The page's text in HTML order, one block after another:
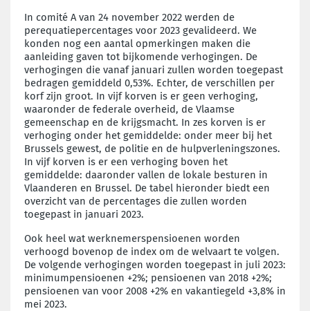
In comité A van 24 november 2022 werden de
perequatiepercentages voor 2023 gevalideerd. We
konden nog een aantal opmerkingen maken die
aanleiding gaven tot bijkomende verhogingen. De
verhogingen die vanaf januari zullen worden toegepast
bedragen gemiddeld 0,53%. Echter, de verschillen per
korf zijn groot. In vijf korven is er geen verhoging,
waaronder de federale overheid, de Vlaamse
gemeenschap en de krijgsmacht. In zes korven is er
verhoging onder het gemiddelde: onder meer bij het
Brussels gewest, de politie en de hulpverleningszones.
In vijf korven is er een verhoging boven het
gemiddelde: daaronder vallen de lokale besturen in
Vlaanderen en Brussel. De tabel hieronder biedt een
overzicht van de percentages die zullen worden
toegepast in januari 2023.
Ook heel wat werknemerspensioenen worden
verhoogd bovenop de index om de welvaart te volgen.
De volgende verhogingen worden toegepast in juli 2023:
minimumpensioenen +2%; pensioenen van 2018 +2%;
pensioenen van voor 2008 +2% en vakantiegeld +3,8% in
mei 2023.